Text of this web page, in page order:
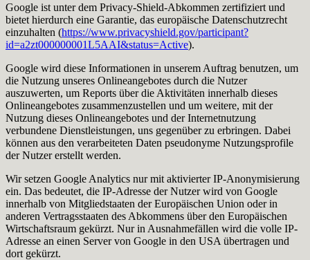
Google ist unter dem Privacy-Shield-Abkommen zertifiziert und
bietet hierdurch eine Garantie, das europäische Datenschutzrecht
einzuhalten (https://www.privacyshield.gov/participant?
id=a2zt000000001L5AAI&status=Active).
Google wird diese Informationen in unserem Auftrag benutzen, um
die Nutzung unseres Onlineangebotes durch die Nutzer
auszuwerten, um Reports über die Aktivitäten innerhalb dieses
Onlineangebotes zusammenzustellen und um weitere, mit der
Nutzung dieses Onlineangebotes und der Internetnutzung
verbundene Dienstleistungen, uns gegenüber zu erbringen. Dabei
können aus den verarbeiteten Daten pseudonyme Nutzungsprofile
der Nutzer erstellt werden.
Wir setzen Google Analytics nur mit aktivierter IP-Anonymisierung
ein. Das bedeutet, die IP-Adresse der Nutzer wird von Google
innerhalb von Mitgliedstaaten der Europäischen Union oder in
anderen Vertragsstaaten des Abkommens über den Europäischen
Wirtschaftsraum gekürzt. Nur in Ausnahmefällen wird die volle IP-
Adresse an einen Server von Google in den USA übertragen und
dort gekürzt.